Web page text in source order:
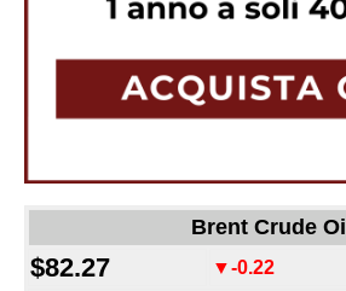
Brent Crude Oil
$82.27 ▼-0.22